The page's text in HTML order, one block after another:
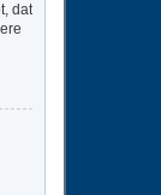
dat